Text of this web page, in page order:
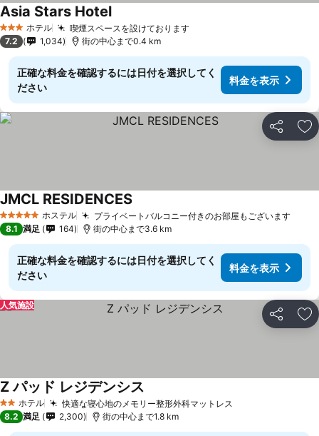
3 ホテルのランク
ホテル 喫煙スペースを設けております
Asia Stars Hotel
7.2 1,034 街の中心まで0.4 km
正確な料金を確認するには日付を選択してく
ださい
料金を表示
シェア お
5 ホテルのランク
ホステル プライベートバルコニー付きのお部屋もございます
JMCL RESIDENCES
8.1 満足 164 街の中心まで3.6 km
正確な料金を確認するには日付を選択してく
ださい
料金を表示
シェア お
人気施設
2 ホテルのランク
ホテル 快適な寝心地のメモリー整形外科マットレス
Z パッド レジデンシス
8.2 満足 2,300 街の中心まで1.8 km